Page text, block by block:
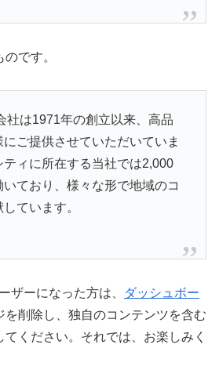
です。
社は1971年の創立以来、高品
ご提供させていただいていま
ィに所在する当社では2,000
ており、様々な形で地域のコ
ています。
ザーになった方は、
ダッシュボー
を削除し、独自のコンテンツを含む
ください。それでは、お楽しみく